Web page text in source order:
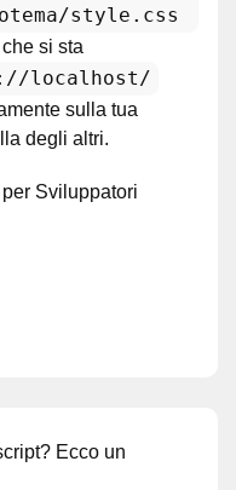
style.css
si sta
localhost/
sulla tua
degli altri.
Sviluppatori
Ecco un